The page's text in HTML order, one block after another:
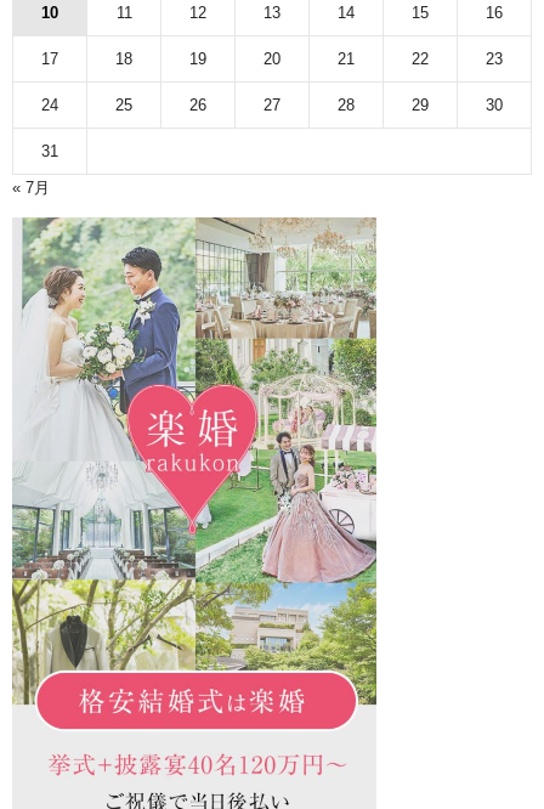
10 11 12 13 14 15 16
17 18 19 20 21 22 23
24 25 26 27 28 29 30
31
« 7月